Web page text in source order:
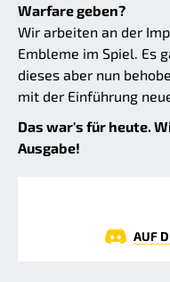
Warfare geben?
Wir arbeiten an der
Embleme im Spiel. Es
dieses aber nun
mit der Einführung
Das war's für heute.
Ausgabe!
AUF